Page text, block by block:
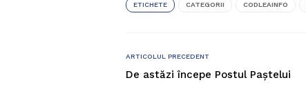
ETICHETE CATEGORII CODLEAINFO
ARTICOLUL PRECEDENT
De astăzi începe Postul Paştelui